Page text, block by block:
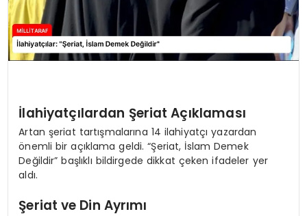
İlahiyatçılardan Şeriat Açıklaması
Artan şeriat tartışmalarına 14 ilahiyatçı yazardan
önemli bir açıklama geldi. “Şeriat, İslam Demek
Değildir” başlıklı bildirgede dikkat çeken ifadeler yer
aldı.
Şeriat ve Din Ayrımı